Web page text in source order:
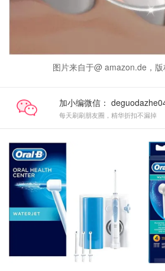
图片来自于@ amazon.de，
加小编微信：
每天刷刷朋友圈，精华折扣不漏掉